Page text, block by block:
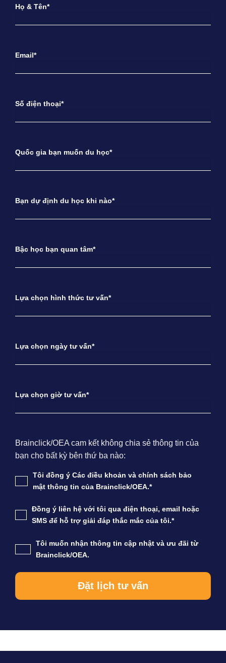
Họ & Tên*
Email*
Số điện thoại*
Quốc gia bạn muốn du học*
Bạn dự định du học khi nào*
Bậc học bạn quan tâm*
Lựa chọn hình thức tư vấn*
Lựa chọn ngày tư vấn*
Lựa chọn giờ tư vấn*
Brainclick/OEA cam kết không chia sẻ thông tin của
bạn cho bất kỳ bên thứ ba nào:
Tôi đồng ý Các điều khoản và chính sách bảo
mật thông tin của Brainclick/OEA.*
Đồng ý liên hệ với tôi qua điện thoại, email hoặc
SMS để hỗ trợ giải đáp thắc mắc của tôi.*
Tôi muốn nhận thông tin cập nhật và ưu đãi từ
Brainclick/OEA.